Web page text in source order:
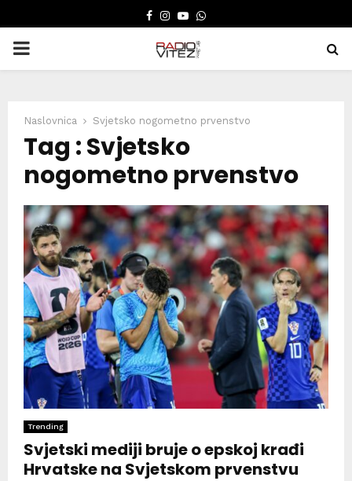
FACEBOOK
INSTAGRAM
YOUTUBE
WHATSAPP
PRIMARY
Naslovnica Svjetsko nogometno prvenstvo
Tag : Svjetsko
nogometno prvenstvo
Trending
Svjetski mediji bruje o epskoj krađi
Hrvatske na Svjetskom prvenstvu